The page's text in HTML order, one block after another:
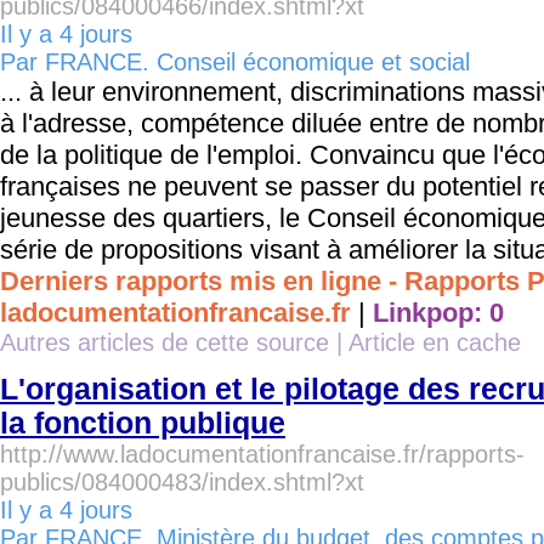
publics/084000466/index.shtml?xt
Il y a 4 jours
Par FRANCE. Conseil économique et social
... à leur environnement, discriminations
à l'adresse, compétence diluée entre de
de la politique de l'emploi. Convaincu que
françaises ne peuvent se passer du potentiel
jeunesse des quartiers, le Conseil
série de propositions visant à améliorer la
Derniers rapports mis en ligne - Rapports
ladocumentationfrancaise.fr | Linkpop: 0
Autres articles de cette source Article en cache
L'organisation et le pilotage des
la fonction publique
http://www.ladocumentationfrancaise.fr/rapports-
publics/084000483/index.shtml?xt
Il y a 4 jours
Par FRANCE. Ministère du budget, des comptes